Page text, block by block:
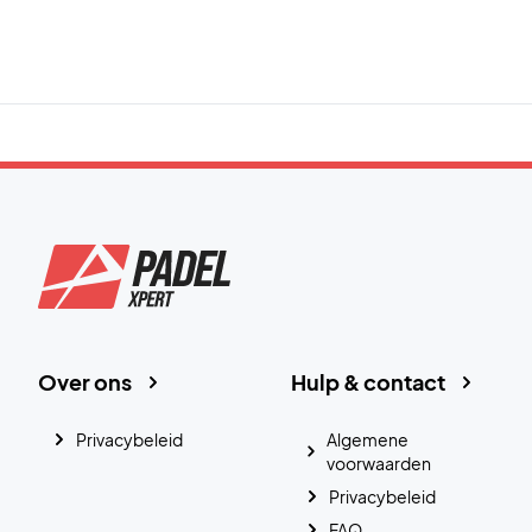
Hulp & contact
Algemene
voorwaarden
Privacybeleid
Over ons
Privacybeleid